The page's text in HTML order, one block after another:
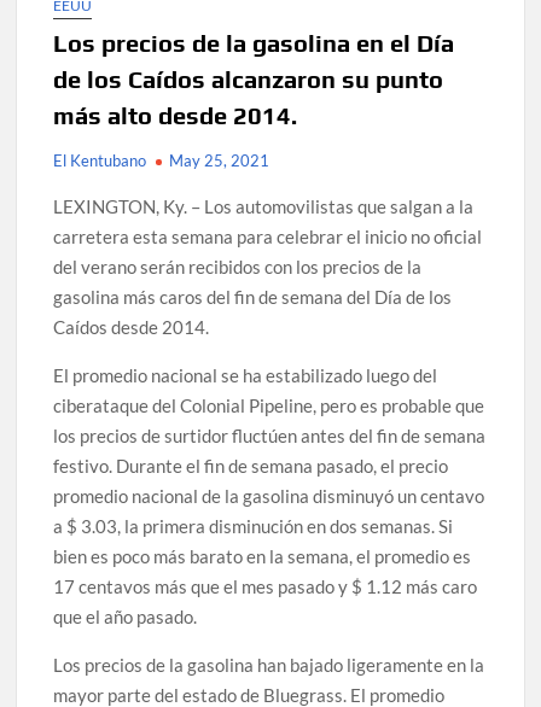
EEUU
Los precios de la gasolina en el Día
de los Caídos alcanzaron su punto
más alto desde 2014.
El Kentubano May 25, 2021
LEXINGTON, Ky. – Los automovilistas que salgan a la
carretera esta semana para celebrar el inicio no oficial
del verano serán recibidos con los precios de la
gasolina más caros del fin de semana del Día de los
Caídos desde 2014.
El promedio nacional se ha estabilizado luego del
ciberataque del Colonial Pipeline, pero es probable que
los precios de surtidor fluctúen antes del fin de semana
festivo. Durante el fin de semana pasado, el precio
promedio nacional de la gasolina disminuyó un centavo
a $ 3.03, la primera disminución en dos semanas.Si
bien es poco más barato en la semana, el promedio es
17 centavos más que el mes pasado y $ 1.12 más caro
que el año pasado.
Los precios de la gasolina han bajado ligeramente en la
mayor parte del estado de Bluegrass. El promedio